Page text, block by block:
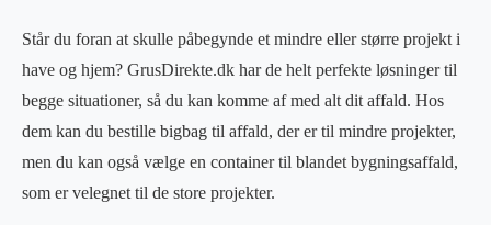
Står du foran at skulle påbegynde et mindre eller større projekt i
have og hjem? GrusDirekte.dk har de helt perfekte løsninger til
begge situationer, så du kan komme af med alt dit affald. Hos
dem kan du bestille bigbag til affald, der er til mindre projekter,
men du kan også vælge en container til blandet bygningsaffald,
som er velegnet til de store projekter.